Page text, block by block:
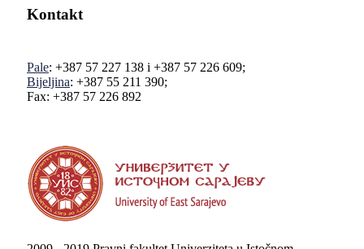
Kontakt
Pale: +387 57 227 138 i +387 57 226 609;
Bijeljina: +387 55 211 390;
Fax: +387 57 226 892